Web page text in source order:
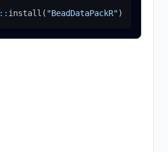
:: install ( "BeadDataPackR")